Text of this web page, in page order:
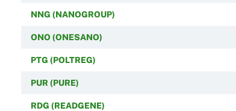
NNG (NANOGROUP)
ONO (ONESANO)
PTG (POLTREG)
PUR (PURE)
RDG (READGENE)